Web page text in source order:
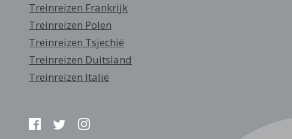
Treinreizen Frankrijk
Treinreizen Polen
Treinreizen Tsjechië
Treinreizen Duitsland
Treinreizen Italië